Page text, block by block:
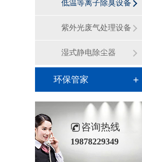
低温等离子除臭设备
紫外光废气处理设备
湿式静电除尘器
环保管家
咨询热线
19878229349